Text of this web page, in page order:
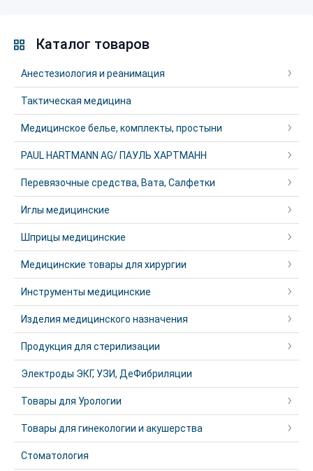
Каталог товаров
Анестезиология и реанимация
Тактическая медицина
Медицинское белье, комплекты, простыни
PAUL HARTMANN AG/ ПАУЛЬ ХАРТМАНН
Перевязочные средства, Вата, Салфетки
Иглы медицинские
Шприцы медицинские
Медицинские товары для хирургии
Инструменты медицинские
Изделия медицинского назначения
Продукция для стерилизации
Электроды ЭКГ, УЗИ, ДеФибриляции
Товары для Урологии
Товары для гинекологии и акушерства
Стоматология